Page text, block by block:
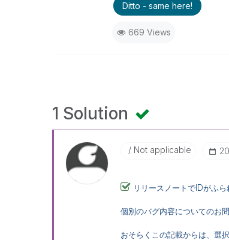
Ditto - same here!
669 Views
1 Solution
Not applicable
リリースノートで IDがふら
個別のバグ内容についてのお
おそらくこの記載からは、選